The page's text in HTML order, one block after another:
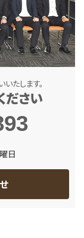
たします。
ださい
日